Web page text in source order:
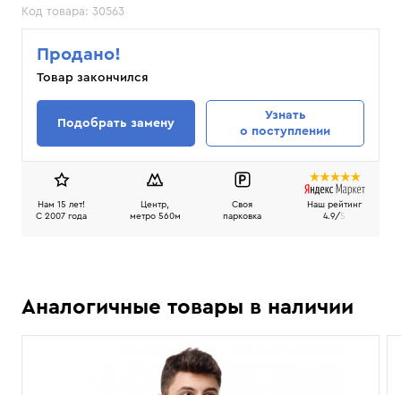
Код товара: 30563
Продано!
Товар закончился
Подобрать замену
Узнать
о поступлении
Нам 15 лет!
C 2007 года
Центр,
метро 560м
Своя
парковка
Наш рейтинг
4.9/5
Аналогичные товары в наличии